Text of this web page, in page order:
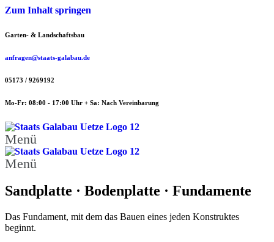
Zum Inhalt springen
Garten- & Landschaftsbau
anfragen@staats-galabau.de
05173 / 9269192
Mo-Fr: 08:00 - 17:00 Uhr + Sa: Nach Vereinbarung
Menü
Menü
Sandplatte · Bodenplatte · Fundamente
Das Fundament, mit dem das Bauen eines jeden Konstruktes
beginnt.